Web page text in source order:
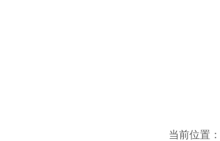
当前位置：